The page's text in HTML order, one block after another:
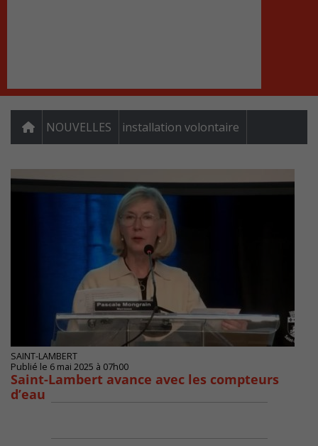
NOUVELLES installation volontaire
SAINT-LAMBERT
Publié le 6 mai 2025 à 07h00
Saint-Lambert avance avec les compteurs
d’eau